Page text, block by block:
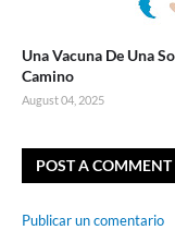
Una Vacuna De Una
Camino
August 04, 2025
POST A COMMENT
Publicar un comentario